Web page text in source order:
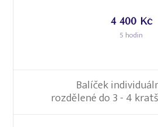
4 400 Kč
5 hodin
Balíček
rozdělené do 3 - 4